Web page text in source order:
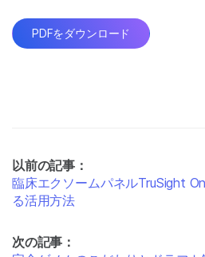
PDFをダウンロード
以前の記事：
臨床エクソームパネルTruSight
る活用方法
次の記事：